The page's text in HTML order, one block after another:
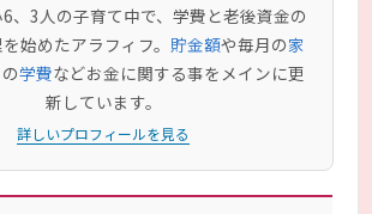
、3人の子育て中で、学費と老後資金の
始めたアラフィフ。 貯金額や毎月の家
学費などお金に関する事をメインに更
新しています。
詳しいプロフィールを見る